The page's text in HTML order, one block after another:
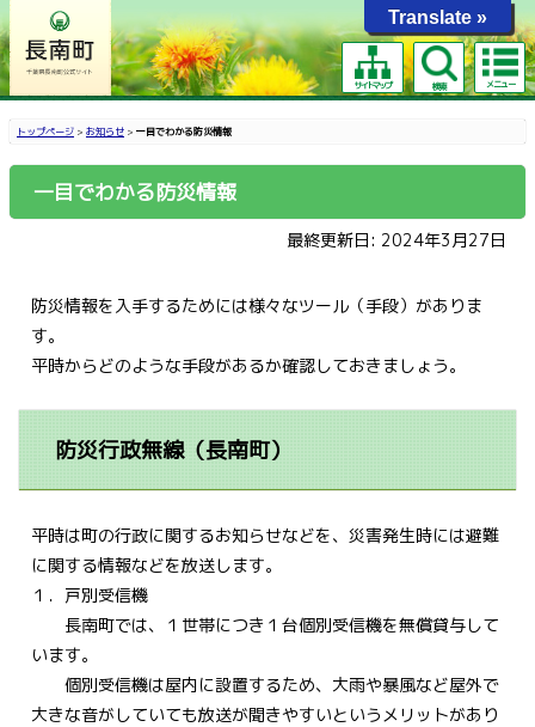
サイトマップ 検索 メニュー
トップページ > お知らせ > 一目でわかる防災情報
一目でわかる防災情報
最終更新日: 2024年3月27日
防災情報を入手するためには様々なツール（手段）がありま
す。
平時からどのような手段があるか確認しておきましょう。
防災行政無線（長南町）
平時は町の行政に関するお知らせなどを、災害発生時には避難
に関する情報などを放送します。
１．戸別受信機
長南町では、１世帯につき１台個別受信機を無償貸与して
います。
個別受信機は屋内に設置するため、大雨や暴風など屋外で
大きな音がしていても放送が聞きやすいというメリットがあり
Translate »